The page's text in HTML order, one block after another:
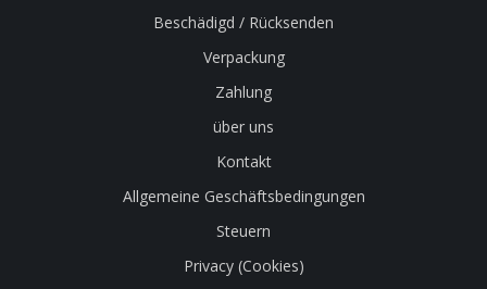
Beschädigd / Rücksenden
Verpackung
Zahlung
über uns
Kontakt
Allgemeine Geschäftsbedingungen
Steuern
Privacy (Cookies)